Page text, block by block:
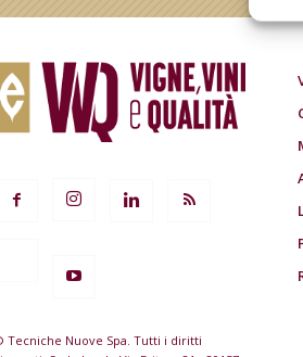
Tecniche Nuove Spa. Tutti i diritti